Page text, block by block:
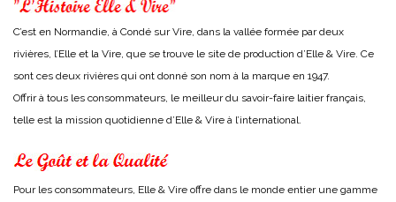
C’est en Normandie, à Condé sur Vire, dans la vallée formée par deux
rivières, l’Elle et la Vire, que se trouve le site de production d’Elle & Vire. Ce
sont ces deux rivières qui ont donné son nom à la marque en 1947.
Offrir à tous les consommateurs, le meilleur du savoir-faire laitier français,
telle est la mission quotidienne d’Elle & Vire à l’international.
Pour les consommateurs, Elle & Vire offre dans le monde entier une gamme